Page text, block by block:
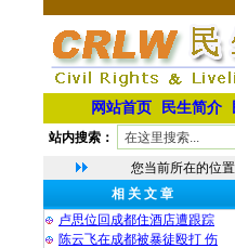
网站首页 民生简介
站内搜索：
您当前所在的位置
相 关 文 章
卢思位回成都住酒店遭跟踪
陈云飞在成都被暴徒殴打 伤